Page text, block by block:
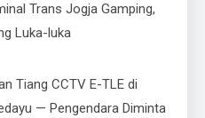
Trans Jogja Gamping,
Luka-luka
Tiang CCTV E-TLE di
— Pengendara Diminta